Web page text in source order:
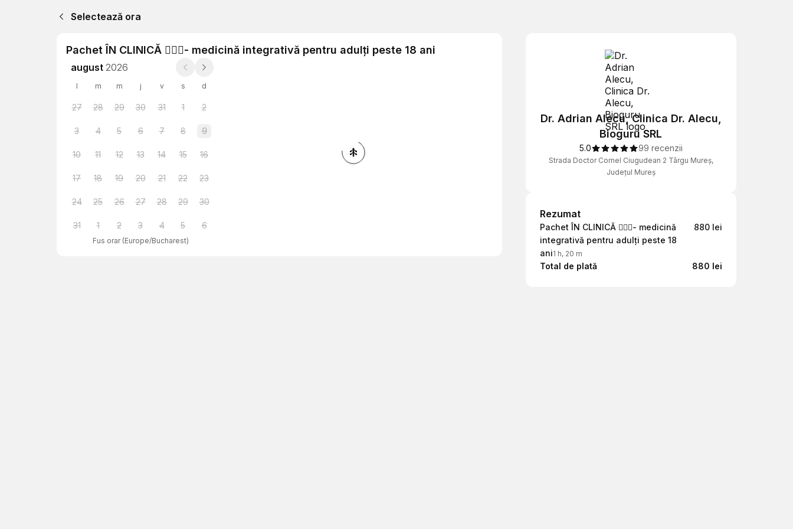
Selectează ora
Pachet ÎN CLINICĂ 👨🏻‍⚕️- medicină integrativă pentru adulți peste 18 ani
august 2026
l m m j v s d
27 28 29 30 31 1 2
3 4 5 6 7 8 9
10 11 12 13 14 15 16
17 18 19 20 21 22 23
24 25 26 27 28 29 30
31 1 2 3 4 5 6
Fus orar(Europe/Bucharest)
Dr. Adrian Alecu, Clinica Dr. Alecu,
Bioguru SRL
5.0 99 recenzii
Strada Doctor Cornel Ciugudean 2 Târgu Mureș,
Județul Mureș
Rezumat
Rezumat
Pachet ÎN CLINICĂ 👨🏻‍⚕️- medicină
integrativă pentru adulți peste 18
ani1 h, 20 m
880 lei
Total de plată 880 lei